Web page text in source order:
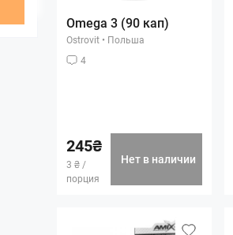
Omega 3 (90 кап)
Ostrovit • Польша
4
245₴
3 ₴ /
порция
Нет в наличии